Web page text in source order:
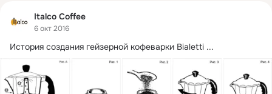
Italco Coffee
6 окт 2016
История создания гейзерной кофеварки Bialetti ...